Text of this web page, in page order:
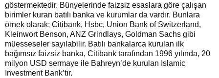
göstermektedir. Bünyelerinde faizsiz esaslara göre çalışan
birimler kuran batılı banka ve kurumlar da vardır. Bunlara
örnek olarak; Citibank, Hsbc, Union Bank of Switzerland,
Kleinwort Benson, ANZ Grindlays, Goldman Sachs gibi
müesseseler sayılabilir. Batılı bankalarca kurulan ilk
bağımsız faizsiz banka, Citibank tarafından 1996 yılında, 20
milyon USD sermaye ile Bahreyn’de kurulan Islamic
Investment Bank’tır.